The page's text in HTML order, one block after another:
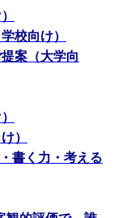
校向け）
案（大学向
）
書く力・考える